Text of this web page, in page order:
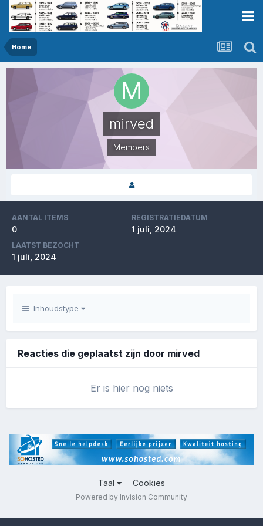
Home
mirved
Members
AANTAL ITEMS
0
REGISTRATIEDATUM
1 juli, 2024
LAATST BEZOCHT
1 juli, 2024
Inhoudstype
Reacties die geplaatst zijn door mirved
Er is hier nog niets
Taal Cookies
Powered by Invision Community